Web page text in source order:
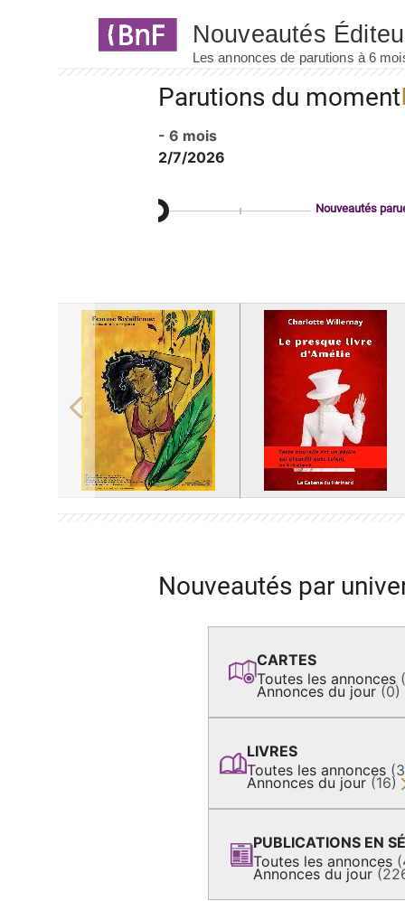
Parutions du moment
- 6 mois
2/7/2026
Nouveautés
Previous
Nouveautés par
CARTES
Toutes les annonces
Annonces du jour (0)
LIVRES
Toutes les annonces
Annonces du jour (16)
PUBLICATIONS EN
Toutes les annonces
Annonces du jour